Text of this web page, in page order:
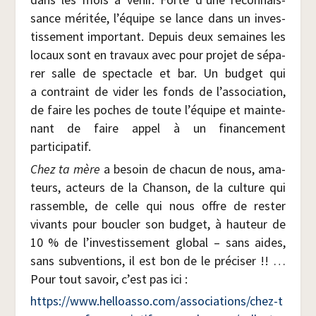
sance méri­tée, l’équipe se lance dans un inves­
tis­se­ment impor­tant. Depuis deux semaines les
locaux sont en tra­vaux avec pour pro­jet de sépa­
rer salle de spec­tacle et bar. Un bud­get qui
a contraint de vider les fonds de l’association,
de faire les poches de toute l’équipe et main­te­
nant de faire appel à un finan­ce­ment
participatif.
Chez ta mère a besoin de cha­cun de nous, ama­
teurs, acteurs de la Chan­son, de la culture qui
ras­semble, de celle qui nous offre de res­ter
vivants pour bou­cler son bud­get, à hau­teur de
10 % de l’investissement glo­bal – sans aides,
sans sub­ven­tions, il est bon de le pré­ci­ser !! …
Pour tout savoir, c’est pas ici :
https://​www​.hel​loas​so​.com/​a​s​s​o​c​i​a​t​i​o​n​s​/​c​h​e​z​-​t​